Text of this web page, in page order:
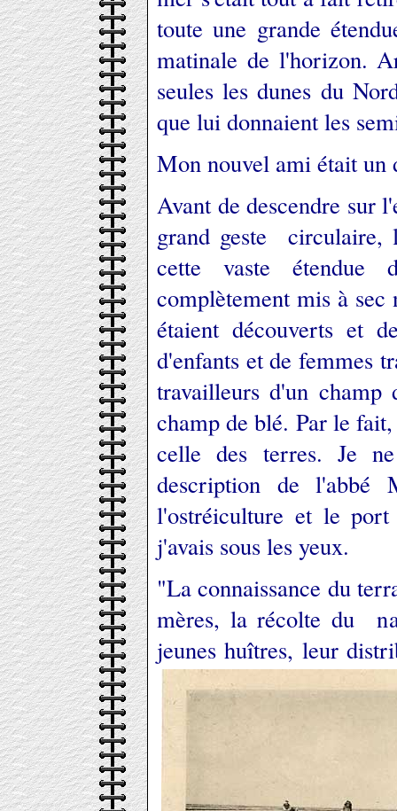
toute une grande
matinale de l'horizon.
seules les dunes du
que lui donnaient les
Mon nouvel ami était un
Avant de descendre sur
grand geste circulaire,
cette vaste étendue
complètement mis à sec
étaient découverts et
d'enfants et de femmes
travailleurs d'un champ
champ de blé. Par le
celle des terres. Je
description de l'abbé
l'ostréiculture et le
j'avais sous les yeux.
"La connaissance du
mères, la récolte du
jeunes huîtres, leur